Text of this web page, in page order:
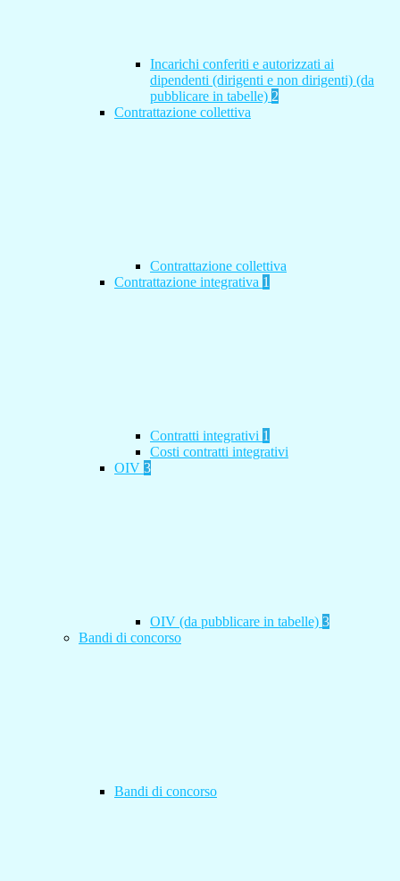
Incarichi conferiti e autorizzati ai
dipendenti (dirigenti e non dirigenti) (da
pubblicare in tabelle) 2
Contrattazione collettiva
Contrattazione collettiva
Contrattazione integrativa 1
Contratti integrativi 1
Costi contratti integrativi
OIV 3
OIV (da pubblicare in tabelle) 3
Bandi di concorso
Bandi di concorso